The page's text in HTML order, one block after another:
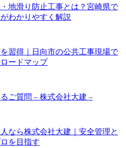
・地滑り防止工事とは？宮崎県で
わかりやすく解説
習得｜日向市の公共工事現場で
ードマップ
ご質問 – 株式会社大建 –
なら株式会社大建｜安全管理と
を目指す